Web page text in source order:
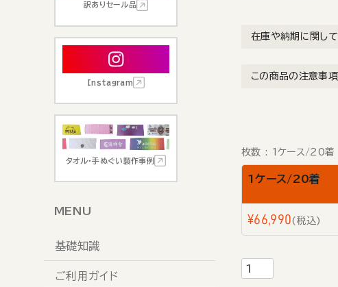
訳ありセール品
Instagram
タオル・手ぬぐい製作事例
MENU
基礎知識
ご利用ガイド
在庫や納期に関して
この商品の注意事項
枚数 1ケース/20着
1ケース/20着
¥66,990 税込